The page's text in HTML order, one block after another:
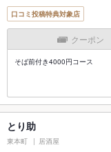
口コミ投稿特典対象店
クーポン
そば前付き4000円コース
とり助
東本町 居酒屋